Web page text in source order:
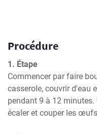
Procédure
1. Étape
Commencer par faire
casserole, couvrir d'eau
pendant 9 à 12
écaler et couper les